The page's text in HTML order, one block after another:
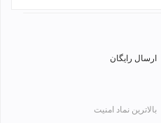
ارسال رایگان
بالاترین نماد امنیت